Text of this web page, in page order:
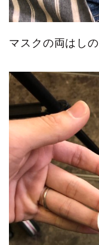
マスクの両はし